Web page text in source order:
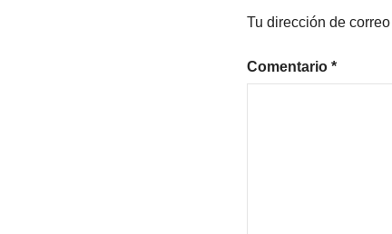
Tu dirección de
Comentario *